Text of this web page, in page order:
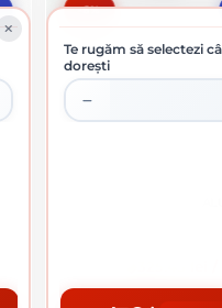
-6%
Te rugăm să selectezi
dorești